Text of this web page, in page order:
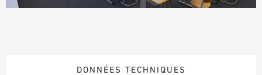
DONNÉES TECHNIQUES